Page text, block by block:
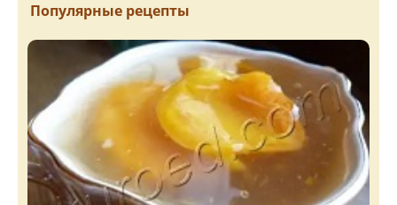
Популярные рецепты